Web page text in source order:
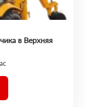
в Верхняя